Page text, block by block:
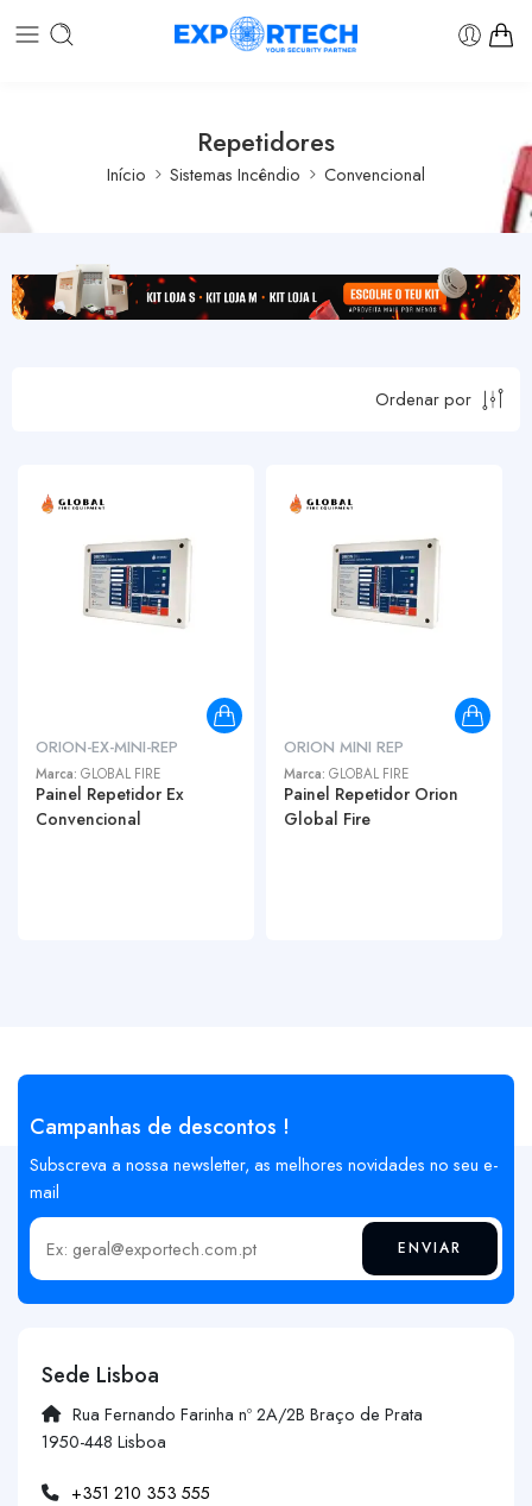
Repetidores
Início Sistemas Incêndio Convencional
Ordenar por
ORION-EX-MINI-REP
Marca: GLOBAL FIRE
Painel Repetidor Ex
Convencional
ORION MINI REP
Marca: GLOBAL FIRE
Painel Repetidor Orion
Global Fire
Campanhas de descontos !
Subscreva a nossa newsletter, as melhores novidades no seu e-
mail
Insira o seu email ENVIAR
Sede Lisboa
Rua Fernando Farinha nº 2A/2B Braço de Prata
1950-448 Lisboa
+351 210 353 555